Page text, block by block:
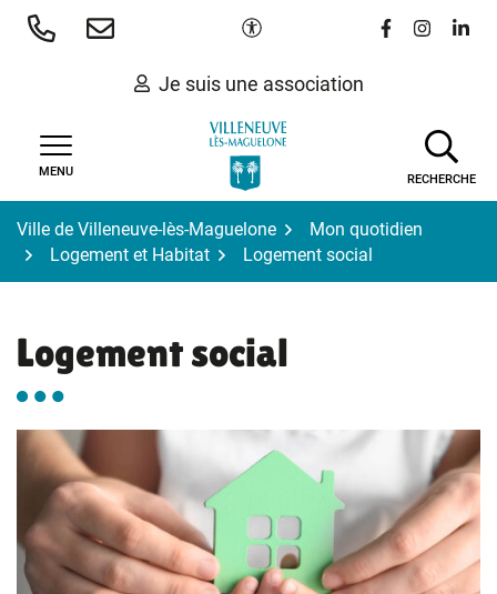
Aller
Paramètres d'accessibilité
Lien vers le
Lien vers
Lien
Je suis une association
MENU
RECHERCHE
Ville de Villeneuve-lès-Maguelone
Mon quotidien
Logement et Habitat
Logement social
Logement social